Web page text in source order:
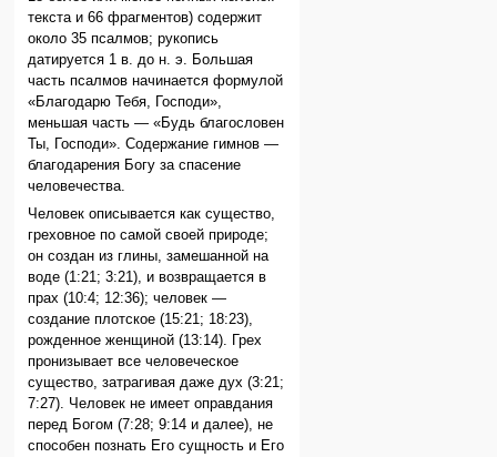
текста и 66 фрагментов) содержит
около 35 псалмов; рукопись
датируется 1 в. до н. э. Большая
часть псалмов начинается формулой
«Благодарю Тебя, Господи»,
меньшая часть — «Будь благословен
Ты, Господи». Содержание гимнов —
благодарения Богу за спасение
человечества.
Человек описывается как существо,
греховное по самой своей природе;
он создан из глины, замешанной на
воде (1:21; 3:21), и возвращается в
прах (10:4; 12:36); человек —
создание плотское (15:21; 18:23),
рожденное женщиной (13:14). Грех
пронизывает все человеческое
существо, затрагивая даже дух (3:21;
7:27). Человек не имеет оправдания
перед Богом (7:28; 9:14 и далее), не
способен познать Его сущность и Его